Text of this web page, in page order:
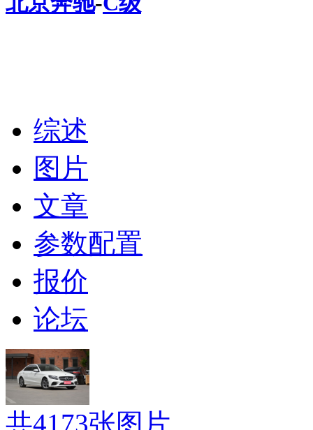
综述
图片
文章
参数配置
报价
论坛
共4173张图片